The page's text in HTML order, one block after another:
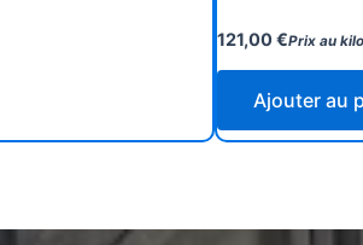
121,00€Prix au kilo
Ajouter au